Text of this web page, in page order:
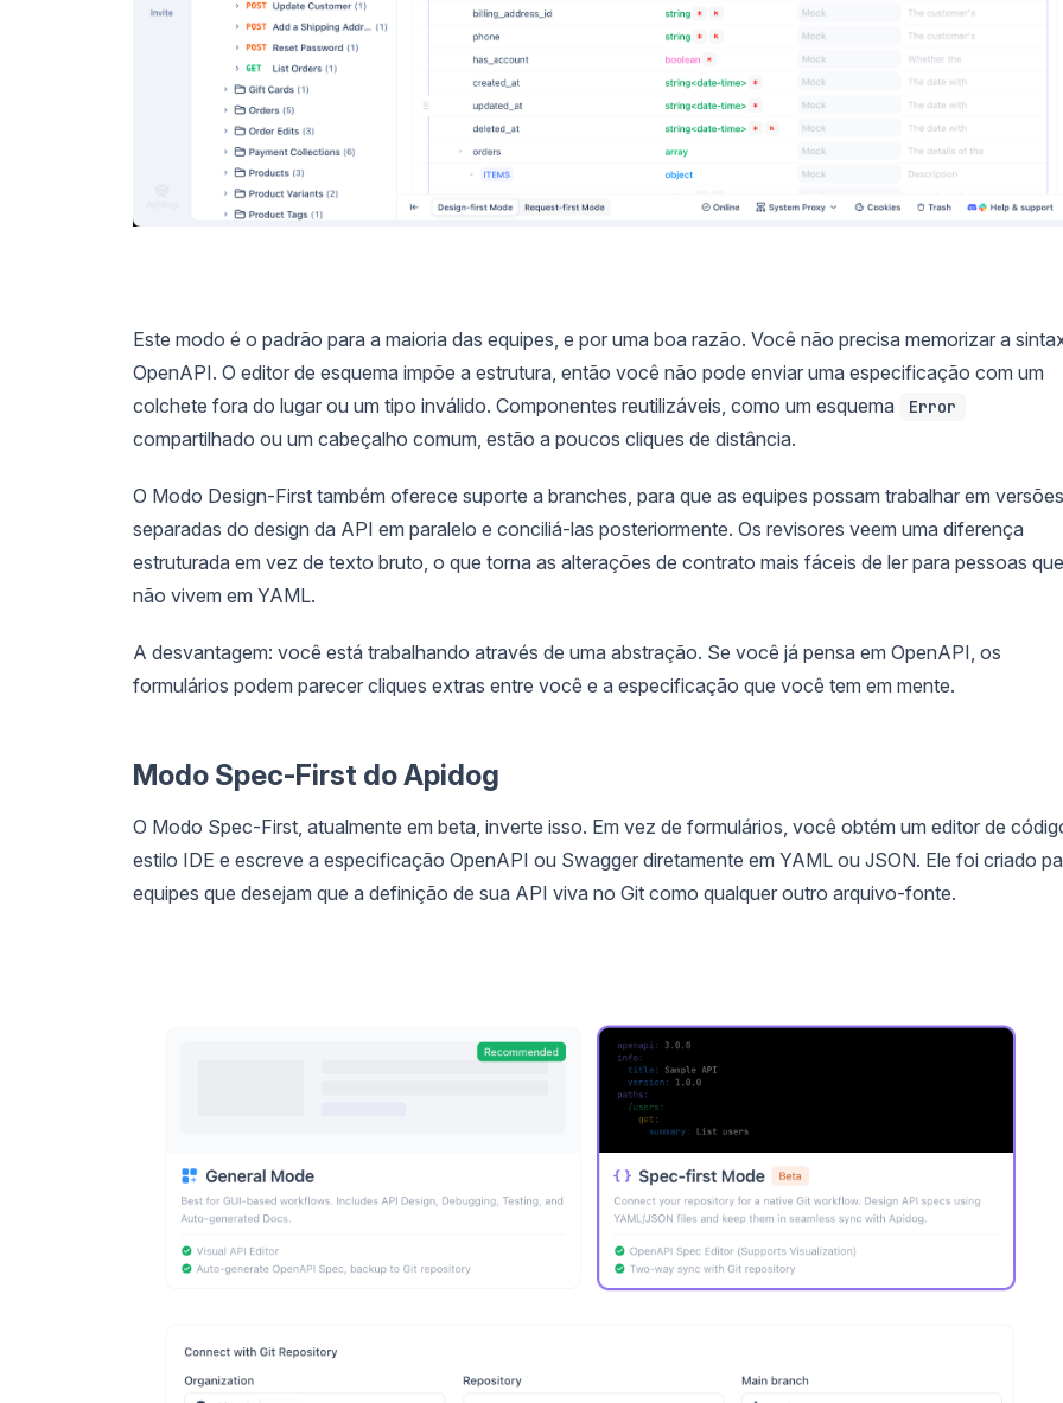
Este modo é o padrão para a maioria das equipes, e por uma boa razão. Você não precisa memorizar a
OpenAPI. O editor de esquema impõe a estrutura, então você não pode enviar uma especificação com um
colchete fora do lugar ou um tipo inválido. Componentes reutilizáveis, como um esquema
Error
compartilhado ou um cabeçalho comum, estão a poucos cliques de distância.
O Modo Design-First também oferece suporte a branches, para que as equipes possam trabalhar em versões
separadas do design da API em paralelo e conciliá-las posteriormente. Os revisores veem uma diferença
estruturada em vez de texto bruto, o que torna as alterações de contrato mais fáceis de ler para pessoas que
não vivem em YAML.
A desvantagem: você está trabalhando através de uma abstração. Se você já pensa em OpenAPI, os
formulários podem parecer cliques extras entre você e a especificação que você tem em mente.
Modo Spec-First do Apidog
O Modo Spec-First, atualmente em beta, inverte isso. Em vez de formulários, você obtém um editor de
estilo IDE e escreve a especificação OpenAPI ou Swagger diretamente em YAML ou JSON. Ele foi criado
equipes que desejam que a definição de sua API viva no Git como qualquer outro arquivo-fonte.